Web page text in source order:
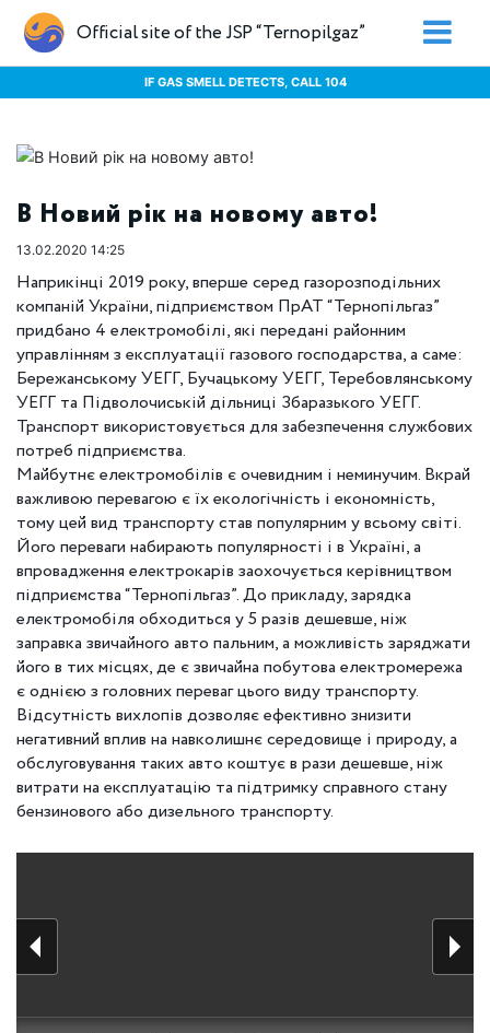
Official site of the JSP “Ternopilgaz”
IF GAS SMELL DETECTS, CALL 104
В Новий рік на новому авто!
13.02.2020 14:25
Наприкінці 2019 року, вперше серед газорозподільних
компаній України, підприємством ПрАТ “Тернопільгаз”
придбано 4 електромобілі, які передані районним
управлінням з експлуатації газового господарства, а саме:
Бережанському УЕГГ, Бучацькому УЕГГ, Теребовлянському
УЕГГ та Підволочиській дільниці Збаразького УЕГГ.
Транспорт використовується для забезпечення службових
потреб підприємства.
Майбутнє електромобілів є очевидним і неминучим. Вкрай
важливою перевагою є їх екологічність і економність,
тому цей вид транспорту став популярним у всьому світі.
Його переваги набирають популярності і в Україні, а
впровадження електрокарів заохочується керівництвом
підприємства “Тернопільгаз”. До прикладу, зарядка
електромобіля обходиться у 5 разів дешевше, ніж
заправка звичайного авто пальним, а можливість заряджати
його в тих місцях, де є звичайна побутова електромережа
є однією з головних переваг цього виду транспорту.
Відсутність вихлопів дозволяє ефективно знизити
негативний вплив на навколишнє середовище і природу, а
обслуговування таких авто коштує в рази дешевше, ніж
витрати на експлуатацію та підтримку справного стану
бензинового або дизельного транспорту.